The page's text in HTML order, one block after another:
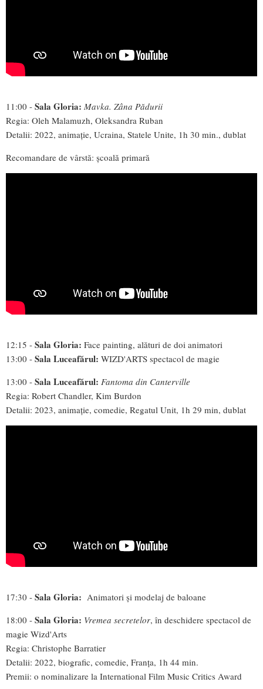
11:00 - Sala Gloria: Mavka. Zâna Pădurii
Regia: Oleh Malamuzh, Oleksandra Ruban
Detalii: 2022, animație, Ucraina, Statele Unite, 1h 30 min., dublat
Recomandare de vârstă: școală primară
12:15 - Sala Gloria: Face painting, alături de doi animatori
13:00 - Sala Luceafărul: WIZD'ARTS spectacol de magie
13:00 - Sala Luceafărul: Fantoma din Canterville
Regia: Robert Chandler, Kim Burdon
Detalii: 2023, animație, comedie, Regatul Unit, 1h 29 min, dublat
17:30 - Sala Gloria: Animatori și modelaj de baloane
18:00 - Sala Gloria: Vremea secretelor, în deschidere spectacol de
magie Wizd'Arts
Regia: Christophe Barratier
Detalii: 2022, biografic, comedie, Franța, 1h 44 min.
Premii: o nominalizare la International Film Music Critics Award